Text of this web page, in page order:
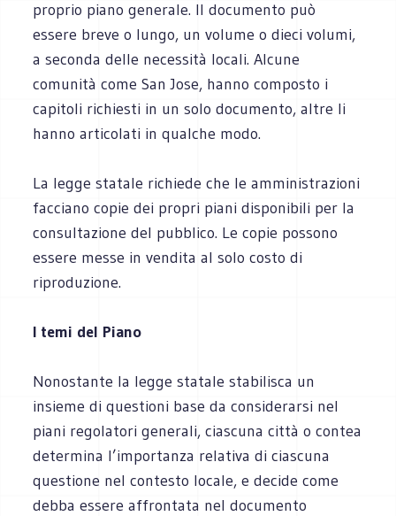
proprio piano generale. Il documento può
essere breve o lungo, un volume o dieci volumi,
a seconda delle necessità locali. Alcune
comunità come San Jose, hanno composto i
capitoli richiesti in un solo documento, altre li
hanno articolati in qualche modo.
La legge statale richiede che le amministrazioni
facciano copie dei propri piani disponibili per la
consultazione del pubblico. Le copie possono
essere messe in vendita al solo costo di
riproduzione.
I temi del Piano
Nonostante la legge statale stabilisca un
insieme di questioni base da considerarsi nel
piani regolatori generali, ciascuna città o contea
determina l’importanza relativa di ciascuna
questione nel contesto locale, e decide come
debba essere affrontata nel documento